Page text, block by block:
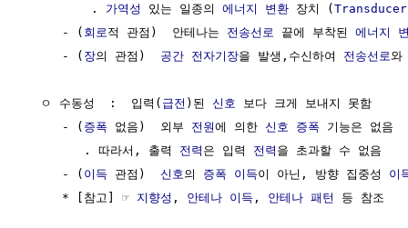
         .
가역성 있는 일종의 에너지 변환 장치 (Transducer
     - (
회로 적 관점)  안테나는 전송선로 끝에 부착된 에너지
     - (
장의 관점) 공간 전자기장을 발생,수신하여 전송선로와
  ㅇ 수동성  :  입력(
급전 )된 신호 보다 크게 보내지 못함
     - (
증폭 없음)  외부 전원에 의한 신호 증폭 기능은 없음
        . 따라서, 출력
전력 은 입력 전력 을 초과할 수 없음
     - (
이득 관점) 신호의 증폭 이득이 아닌, 방향 집중성 이
     * [참고] ☞
지향성 , 안테나 이득 , 안테나 패턴 등 참조